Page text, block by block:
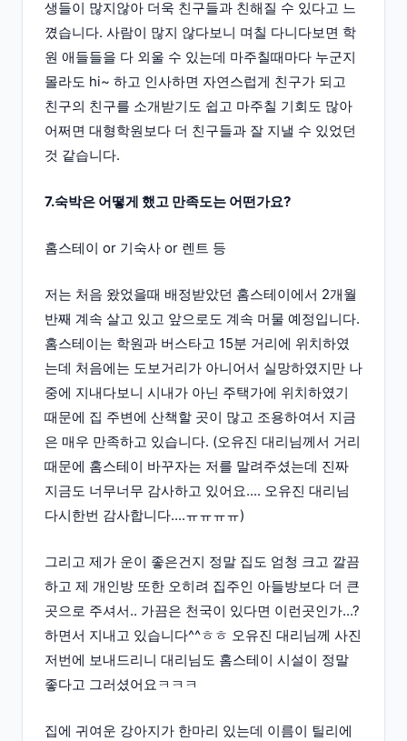
생들이 많지않아 더욱 친구들과 친해질 수 있다고 느
꼈습니다. 사람이 많지 않다보니 며칠 다니다보면 학
원 애들들을 다 외울 수 있는데 마주칠때마다 누군지
몰라도 hi~ 하고 인사하면 자연스럽게 친구가 되고
친구의 친구를 소개받기도 쉽고 마주칠 기회도 많아
어쩌면 대형학원보다 더 친구들과 잘 지낼 수 있었던
것 같습니다.
7.숙박은 어떻게 했고 만족도는 어떤가요?
홈스테이 or 기숙사 or 렌트 등
저는 처음 왔었을때 배정받았던 홈스테이에서 2개월
반째 계속 살고 있고 앞으로도 계속 머물 예정입니다.
홈스테이는 학원과 버스타고 15분 거리에 위치하였
는데 처음에는 도보거리가 아니어서 실망하였지만 나
중에 지내다보니 시내가 아닌 주택가에 위치하였기
때문에 집 주변에 산책할 곳이 많고 조용하여서 지금
은 매우 만족하고 있습니다. (오유진 대리님께서 거리
때문에 홈스테이 바꾸자는 저를 말려주셨는데 진짜
지금도 너무너무 감사하고 있어요.... 오유진 대리님
다시한번 감사합니다....ㅠㅠㅠㅠ)
그리고 제가 운이 좋은건지 정말 집도 엄청 크고 깔끔
하고 제 개인방 또한 오히려 집주인 아들방보다 더 큰
곳으로 주셔서.. 가끔은 천국이 있다면 이런곳인가...?
하면서 지내고 있습니다^^ㅎㅎ 오유진 대리님께 사진
저번에 보내드리니 대리님도 홈스테이 시설이 정말
좋다고 그러셨어요ㅋㅋㅋ
집에 귀여운 강아지가 한마리 있는데 이름이 틸리에